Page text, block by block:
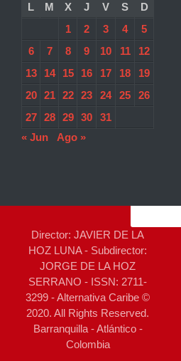
L
M X J V S
D
1
2 3 4
5
6
7 8 9 10 11
12
13
14 15 16 17 18
19
20
21 22 23 24 25
26
27
28 29 30
31
« Jun
Ago »
Director: JAVIER DE LA
HOZ LUNA - Subdirector:
JORGE DE LA HOZ
SERRANO - ISSN: 2711-
3299 - Alternativa Caribe ©
2020. All Rights Reserved.
Barranquilla - Atlántico -
Colombia